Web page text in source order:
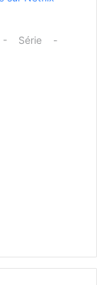
- Série -